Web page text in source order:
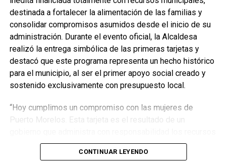
generaciones de talentos y ofrece un espectáculo familiar
para la comunidad. Con todo preparado, Puerto Morelos se
alista para vivir una noche de boxeo que promete grandes
momentos sobre el cuadrilátero.
Fuente: 5to Poder Agencia de Noticias
destinada a fortalecer la alimentación de las familias y
consolidar compromisos asumidos desde el inicio de su
administración. Durante el evento oficial, la Alcaldesa
realizó la entrega simbólica de las primeras tarjetas y
destacó que este programa representa un hecho histórico
para el municipio, al ser el primer apoyo social creado y
sostenido exclusivamente con presupuesto local.
“Hoy cumplimos un compromiso con las mujeres de
Puerto Morelos. Esta tarjeta es el resultado de un
públicos para convertirlos en acciones que beneficien
directamente a nuestra gente”, afirmó. El esquema
CONTINUAR LEYENDO